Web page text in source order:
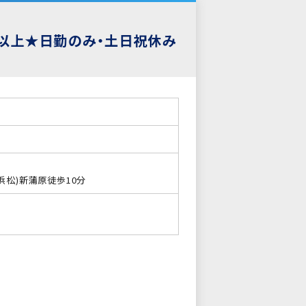
上★日勤のみ・土日祝休み
松)新蒲原徒歩10分